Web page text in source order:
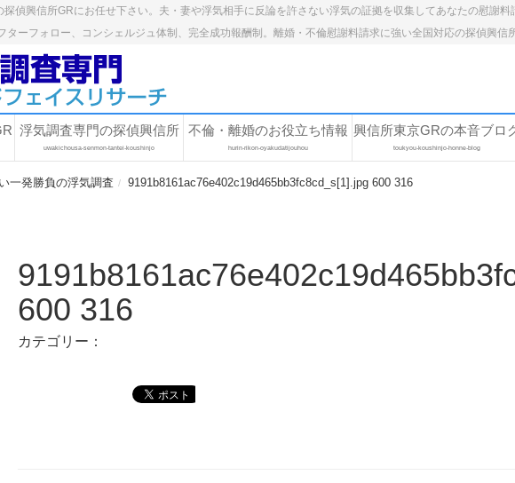
偵興信所GRにお任せ下さい。夫・妻や浮気相手に反論を許さない浮気の証拠を収集してあなたの慰謝
ターフォロー、コンシェルジュ体制、完全成功報酬制。離婚・不倫慰謝料請求に強い全国対応の探偵興信
浮気調査専門の探偵興信所
uwakichousa-senmon-tantei-koushinjo
不倫・離婚のお役立ち情報
hurin-rikon-oyakudatijouhou
興信所東京GRの本音ブロ
toukyou-koushinjo-honne-blog
一発勝負の浮気調査 9191b8161ac76e402c19d465bb3fc8cd_s[1].jpg 600 316
600 316
カテゴリー：